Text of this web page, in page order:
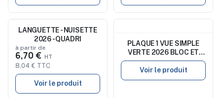
Nouveau
LANGUETTE - NUISETTE
2026 - QUADRI
à partir de
6,70 €
8,04 € TTC
Voir le produit
PLAQUE 1 VUE SIMPLE
VERTE 2026 BLOC ET
DOS CARTON AGRAFES
SANS MARQUAGE
Voir le produit